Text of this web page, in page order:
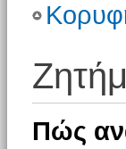
Πώς